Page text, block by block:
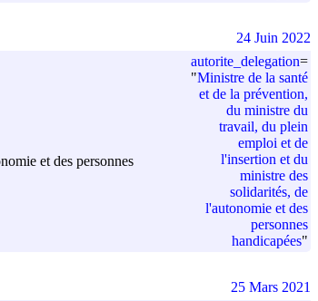
et des personnes
autorite_delegation=
"Ministre de la santé
et de la prévention,
du ministre du
travail, du plein
emploi et de
l'insertion et du
ministre des
solidarités, de
l'autonomie et des
personnes
handicapées"
24 Juin 2022
25 Mars 2021